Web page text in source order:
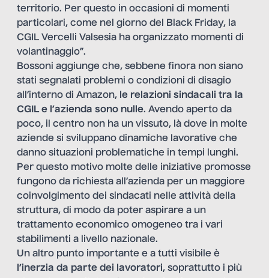
territorio. Per questo in occasioni di momenti
particolari, come nel giorno del Black Friday, la
CGIL Vercelli Valsesia ha organizzato momenti di
volantinaggio”.
Bossoni aggiunge che, sebbene finora non siano
stati segnalati problemi o condizioni di disagio
all’interno di Amazon, le relazioni sindacali tra la
CGIL e l’azienda sono nulle. Avendo aperto da
poco, il centro non ha un vissuto, là dove in molte
aziende si sviluppano dinamiche lavorative che
danno situazioni problematiche in tempi lunghi.
Per questo motivo molte delle iniziative promosse
fungono da richiesta all’azienda per un maggiore
coinvolgimento dei sindacati nelle attività della
struttura, di modo da poter aspirare a un
trattamento economico omogeneo tra i vari
stabilimenti a livello nazionale.
Un altro punto importante e a tutti visibile è
l’inerzia da parte dei lavoratori, soprattutto i più